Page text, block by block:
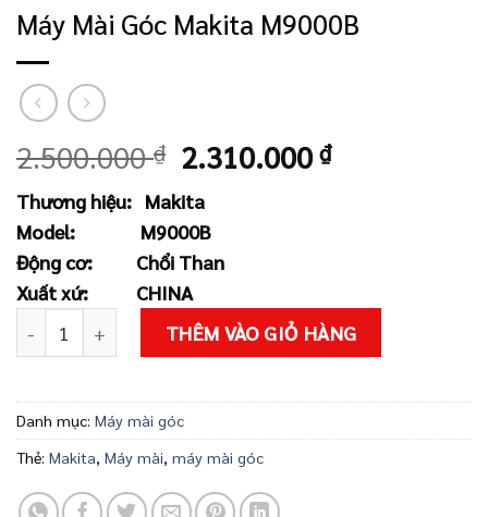
Máy Mài Góc Makita M9000B
2.500.000₫ Giá
gốc
là:
2.500.000 ₫.
2.310.000₫Giá
Thương hiệu: Makita
Model: M9000B
Động cơ: Chổi Than
Xuất xứ: CHINA
Máy Mài Góc Makita M9000B số lượng
THÊM VÀO GIỎ HÀNG
Danh mục: Máy mài góc
Thẻ: Makita, Máy mài, máy mài góc